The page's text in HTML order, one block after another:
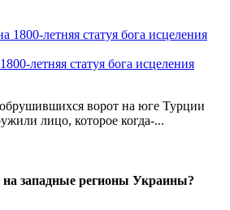
летняя статуя бога исцеления
ворот на юге Турции
лицо, которое когда-...
западные регионы Украины?